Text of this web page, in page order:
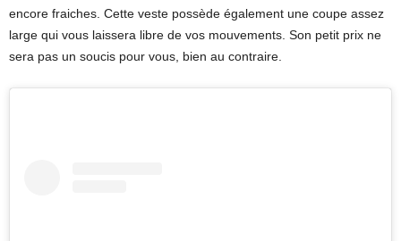
encore fraiches. Cette veste possède également une coupe assez
large qui vous laissera libre de vos mouvements. Son petit prix ne
sera pas un soucis pour vous, bien au contraire.